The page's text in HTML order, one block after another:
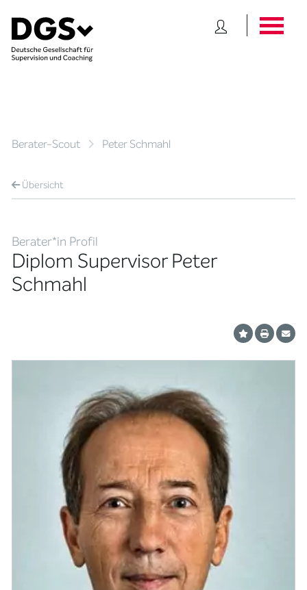
Berater-Scout Peter Schmahl
Übersicht
Berater*in Profil
Diplom Supervisor Peter
Schmahl